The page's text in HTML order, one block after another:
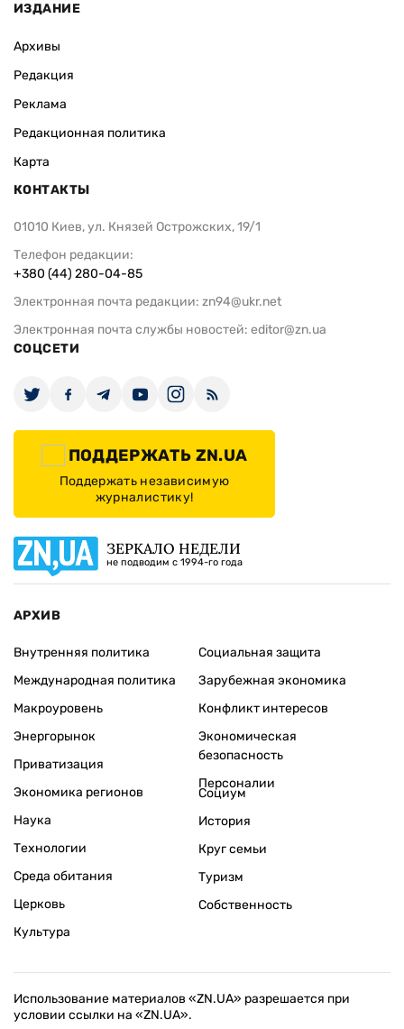
ИЗДАНИЕ
Архивы
Редакция
Реклама
Редакционная политика
Карта
КОНТАКТЫ
01010 Киев, ул. Князей Острожских, 19/1
Телефон редакции:
+380 (44) 280-04-85
Электронная почта редакции: zn94@ukr.net
Электронная почта службы новостей: editor@zn.ua
СОЦСЕТИ
ПОДДЕРЖАТЬ ZN.UA
Поддержать независимую
журналистику!
ЗЕРКАЛО НЕДЕЛИ
не подводим с 1994-го года
АРХИВ
Внутренняя политика
Международная политика
Макроуровень
Энергорынок
Приватизация
Экономика регионов
Социальная защита
Зарубежная экономика
Конфликт интересов
Экономическая
безопасность
Персоналии
Наука
Технологии
Среда обитания
Церковь
Культура
Социум
История
Круг семьи
Туризм
Собственность
Использование материалов «ZN.UA» разрешается при
условии ссылки на «ZN.UA».